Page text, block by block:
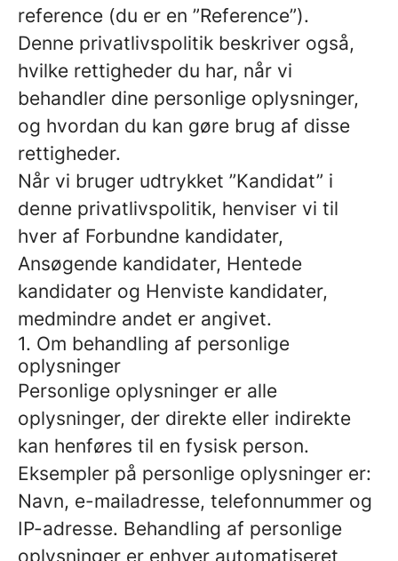
reference (du er en ”Reference”).
Denne privatlivspolitik beskriver også,
hvilke rettigheder du har, når vi
behandler dine personlige oplysninger,
og hvordan du kan gøre brug af disse
rettigheder.
Når vi bruger udtrykket ”Kandidat” i
denne privatlivspolitik, henviser vi til
hver af Forbundne kandidater,
Ansøgende kandidater, Hentede
kandidater og Henviste kandidater,
medmindre andet er angivet.
1. Om behandling af personlige
oplysninger
Personlige oplysninger er alle
oplysninger, der direkte eller indirekte
kan henføres til en fysisk person.
Eksempler på personlige oplysninger er:
Navn, e-mailadresse, telefonnummer og
IP-adresse. Behandling af personlige
oplysninger er enhver automatiseret